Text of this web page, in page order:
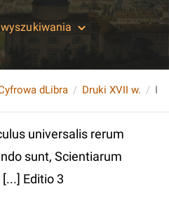
dLibra Druki XVII w.
universalis rerum
sunt, Scientiarum
Editio 3